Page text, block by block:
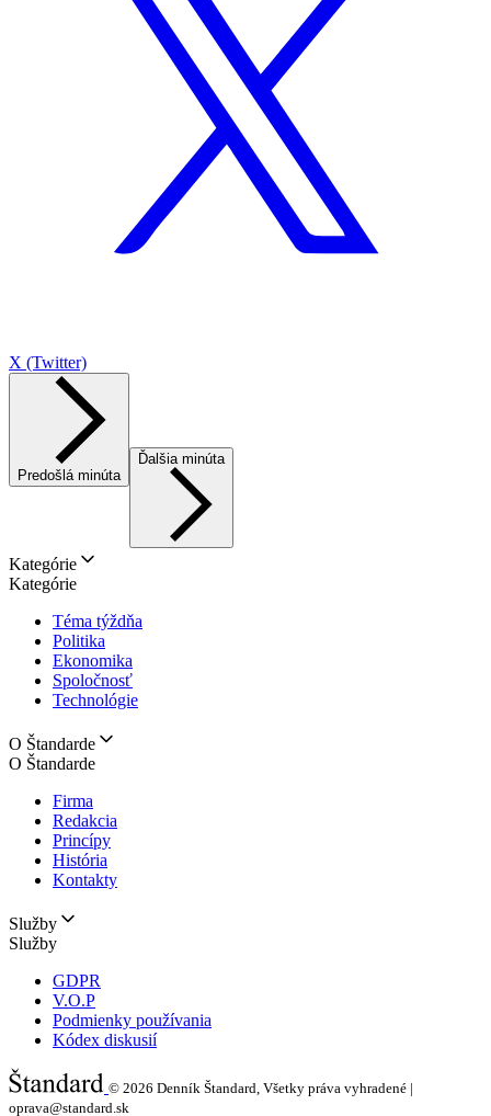
X (Twitter)
Predošlá minúta
Ďalšia minúta
Kategórie
Kategórie
Téma týždňa
Politika
Ekonomika
Spoločnosť
Technológie
O Štandarde
O Štandarde
Firma
Redakcia
Princípy
História
Kontakty
Služby
Služby
GDPR
V.O.P
Podmienky používania
Kódex diskusií
© 2026 Denník Štandard, Všetky práva vyhradené |
oprava@standard.sk